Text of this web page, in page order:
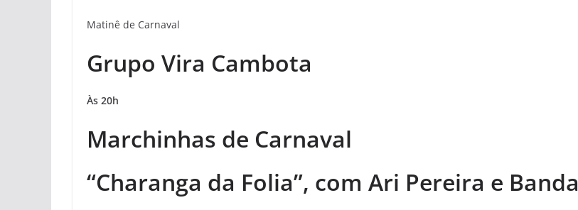
Matinê de Carnaval
Grupo Vira Cambota
Às 20h
Marchinhas de Carnaval
“Charanga da Folia”, com Ari Pereira e Banda